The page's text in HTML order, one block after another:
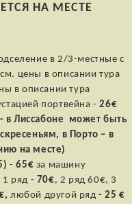
НА МЕСТЕ
в 2/3-местные с
цены в описании тура
в описании тура
портвейна -26€
в Лиссабоне может быть
в Порто – в
на месте)
-65€ за машину
1 ряд - 70€, 2 ряд 60€, 3
любой другой ряд- 25 €